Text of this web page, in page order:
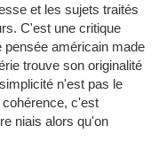
et les sujets traités
C'est une critique
pensée américain made
trouve son originalité
n'est pas le
c'est
niais alors qu'on